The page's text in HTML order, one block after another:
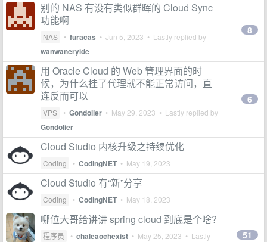
别的 NAS 有没有类似群晖的 Cloud Sync
功能啊
NAS • furacas • Jun 5, 2023 • Lastly replied by
wanwaneryide
8
用 Oracle Cloud 的 Web 管理界面的时
候，为什么挂了代理就不能正常访问，直
连反而可以
VPS • Gondolier • May 29, 2023 • Lastly replied by
Gondolier
6
Cloud Studio 内核升级之持续优化
Coding • CodingNET • May 19, 2023
Cloud Studio 有“新”分享
Coding • CodingNET • May 18, 2023
哪位大哥给讲讲 spring cloud 到底是个啥?
程序员 • chaleaochexist • May 25, 2023 • Lastly
51